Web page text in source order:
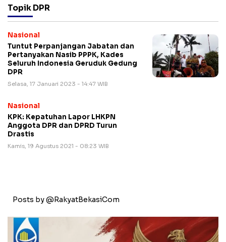
Topik DPR
Nasional
Tuntut Perpanjangan Jabatan dan
Pertanyakan Nasib PPPK, Kades
Seluruh Indonesia Geruduk Gedung
DPR
Selasa, 17 Januari 2023 - 14:47 WIB
Nasional
KPK: Kepatuhan Lapor LHKPN
Anggota DPR dan DPRD Turun
Drastis
Kamis, 19 Agustus 2021 - 08:23 WIB
Posts by @RakyatBekasiCom